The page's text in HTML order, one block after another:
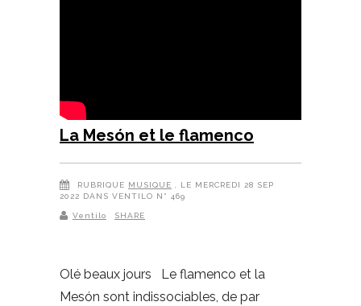
La Mesón et le flamenco
RUBRIQUE MUSIQUE
, LE MERCREDI 28 SEP
2022 DANS VENTILO N° 469
Ventilo SHARE
Olé beaux jours Le flamenco et la
Mesón sont indissociables, de par